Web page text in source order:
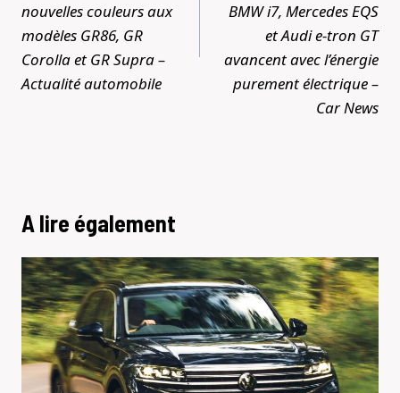
nouvelles couleurs aux
modèles GR86, GR
Corolla et GR Supra –
Actualité automobile
BMW i7, Mercedes EQS
et Audi e-tron GT
avancent avec l’énergie
purement électrique –
Car News
A lire également